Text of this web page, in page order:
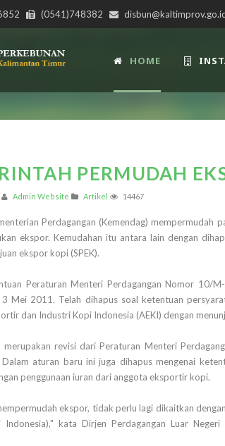
(0541)748382
HOME
PERMUDAH
Admin Website Artikel 14467
Perdagangan (Kemendag)
ekspor. Kemudahan itu antara lain dengan
ekspor kopi (SPEK).
Peraturan Menteri Perdagangan Nomor 10/
Mei 2011. Telah dihapus soal ketentuan
dan Industri Kopi Indonesia (AEKI) dengan
merupakan revisi dari Peraturan Menteri
aturan baru ini juga dihapus mengenai
penggunaan iuran dari anggota eksportir kopi.
ekspor, tidak perlu lagi dikaitkan
kata Dirjen Perdagangan Luar